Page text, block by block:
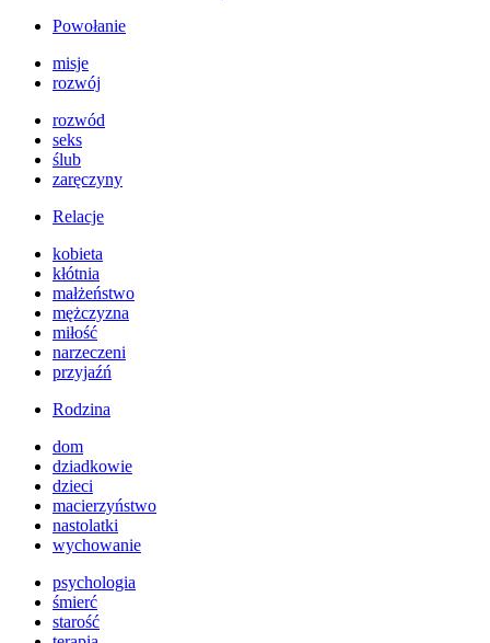
Powołanie
misje
rozwój
rozwód
seks
ślub
zaręczyny
Relacje
kobieta
kłótnia
małżeństwo
mężczyzna
miłość
narzeczeni
przyjaźń
Rodzina
dom
dziadkowie
dzieci
macierzyństwo
nastolatki
wychowanie
psychologia
śmierć
starość